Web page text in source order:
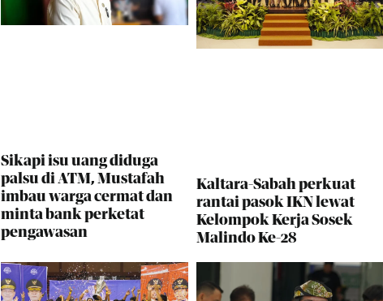
Sikapi isu uang diduga
palsu di ATM, Mustafah
imbau warga cermat dan
minta bank perketat
pengawasan
Kaltara-Sabah perkuat
rantai pasok IKN lewat
Kelompok Kerja Sosek
Malindo Ke-28